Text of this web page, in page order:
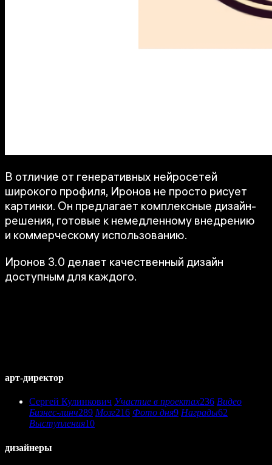
В отличие от генеративных нейросетей
широкого профиля, Иронов не просто рисует
картинки. Он предлагает комплексные дизайн-
решения, готовые к немедленному внедрению
и коммерческому использованию.
Иронов 3.0 делает качественный дизайн
доступным для каждого.
арт-директор
Сергей Кулинкович Участие в проектах236 Видео
Бизнес-линч289 Мозг216 Фото дня9 Награды62
Выступления10
дизайнеры